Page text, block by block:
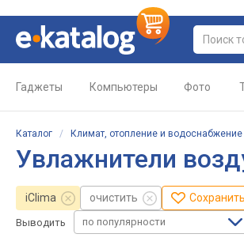
Гаджеты Компьютеры Фото
Каталог / Климат, отопление и водоснабжение
Увлажнители
iClima очистить
Выводить по популярности